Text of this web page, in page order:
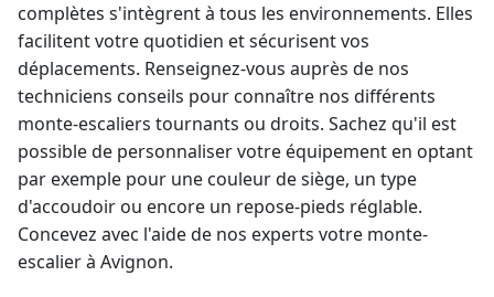
complètes s'intègrent à tous les environnements. Elles
facilitent votre quotidien et sécurisent vos
déplacements. Renseignez-vous auprès de nos
techniciens conseils pour connaître nos différents
monte-escaliers tournants ou droits. Sachez qu'il est
possible de personnaliser votre équipement en optant
par exemple pour une couleur de siège, un type
d'accoudoir ou encore un repose-pieds réglable.
Concevez avec l'aide de nos experts votre monte-
escalier à Avignon.